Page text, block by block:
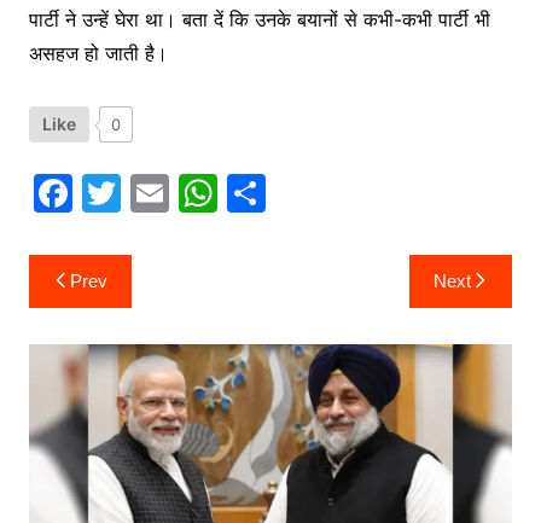
पार्टी ने उन्हें घेरा था। बता दें कि उनके बयानों से कभी-कभी पार्टी भी
असहज हो जाती है।
Like 0
F
c
e
b
o
o
k
T
itt
er
E W
A
p
p
S
Post
navigation
Prev Next